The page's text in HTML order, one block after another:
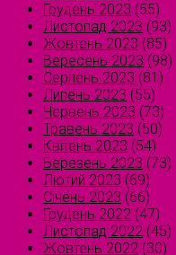
Грудень 2023 (55)
Листопад 2023 (93)
Жовтень 2023 (85)
Вересень 2023 (98)
Серпень 2023 (81)
Липень 2023 (55)
Червень 2023 (73)
Травень 2023 (50)
Квітень 2023 (54)
Березень 2023 (73)
Лютий 2023 (69)
Січень 2023 (66)
Грудень 2022 (47)
Листопад 2022 (45)
Жовтень 2022 (30)